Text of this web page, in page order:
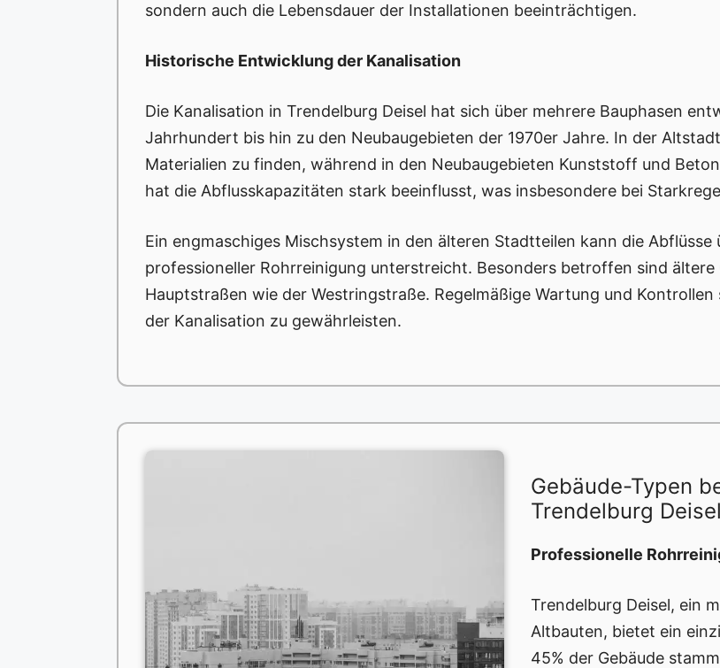
sondern auch die Lebensdauer der Installationen beeinträchtigen.
Historische Entwicklung der Kanalisation
Die Kanalisation in Trendelburg Deisel hat sich über mehrere Bauphasen
Jahrhundert bis hin zu den Neubaugebieten der 1970er Jahre. In der
Materialien zu finden, während in den Neubaugebieten Kunststoff und
hat die Abflusskapazitäten stark beeinflusst, was insbesondere bei
Ein engmaschiges Mischsystem in den älteren Stadtteilen kann die
professioneller Rohrreinigung unterstreicht. Besonders betroffen sind ältere
Hauptstraßen wie der Westringstraße. Regelmäßige Wartung und
der Kanalisation zu gewährleisten.
Gebäude-Typen
Trendelburg Deisel
Professionelle
Trendelburg Deisel, ein
Altbauten, bietet ein
45% der Gebäude